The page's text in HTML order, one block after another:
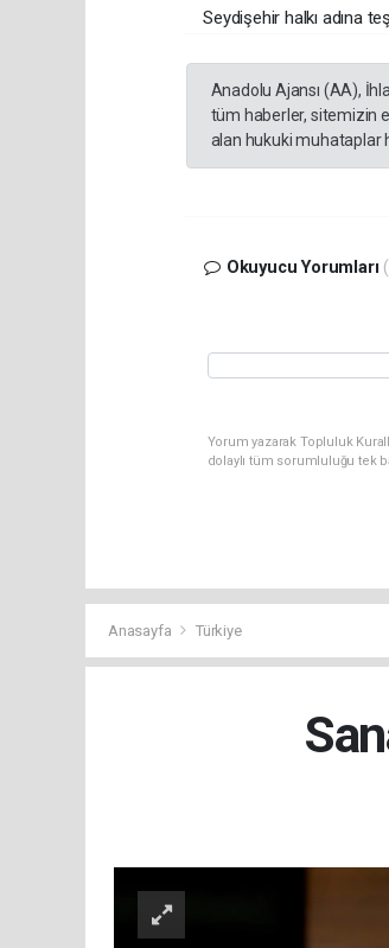
Seydişehir halkı adına
Anadolu Ajansı (AA),
tüm haberler, sitemizin
alan hukuki muhataplar
Okuyucu Yorumları
Yorum yazarak Topluluk
dolaylı tüm sorumluluğu tek
Anasayfa Türkiye